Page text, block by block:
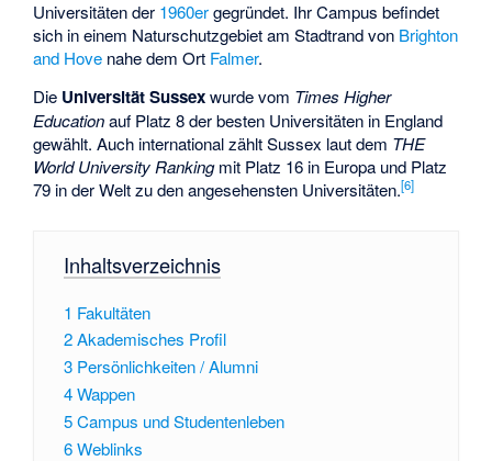
Universitäten der 1960ergegründet. Ihr Campus befindet
sich in einem Naturschutzgebiet am Stadtrand von Brighton
and Hove nahe dem Ort Falmer.
Die Universität Sussexwurde vom Times Higher
Educationauf Platz 8 der besten Universitäten in England
gewählt. Auch international zählt Sussex laut dem THE
World University Rankingmit Platz 16 in Europa und Platz
79 in der Welt zu den angesehensten Universitäten.[6]
Inhaltsverzeichnis
1 Fakultäten
2Akademisches Profil
3 Persönlichkeiten / Alumni
4Wappen
5Campus und Studentenleben
6Weblinks